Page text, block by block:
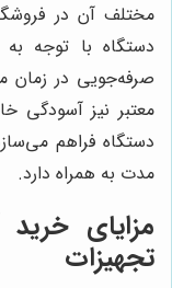
مختلف آن در
دستگاه با توجه
صرفه‌جویی در زمان
معتبر نیز آسودگی
دستگاه فراهم
مدت به همراه دارد.
مزایای
تجهیزات